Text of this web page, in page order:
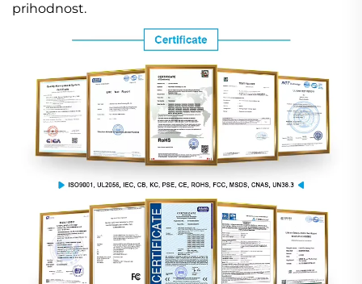
prihodnost.